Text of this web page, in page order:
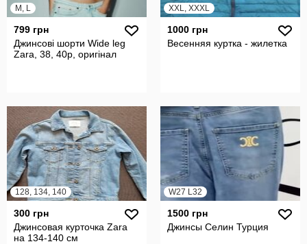
M, L
799 грн
Джинсові шорти Wide leg
Zara, 38, 40р, оригінал
XXL, XXXL
1000 грн
Весенняя куртка - жилетка
128, 134, 140
300 грн
Джинсовая курточка Zara
на 134-140 см
W27 L32
1500 грн
Джинсы Селин Турция